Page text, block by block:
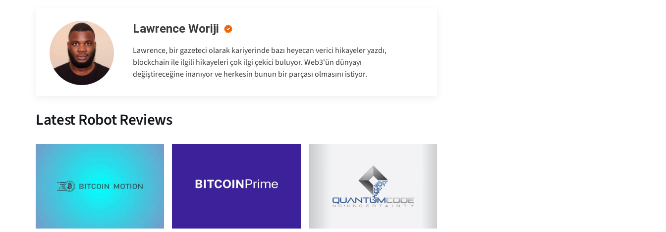
Lawrence Woriji
Lawrence, bir gazeteci olarak kariyerinde bazı heyecan verici hikayeler yazdı,
blockchain ile ilgili hikayeleri çok ilgi çekici buluyor. Web3'ün dünyayı
değiştireceğine inanıyor ve herkesin bunun bir parçası olmasını istiyor.
Latest Robot Reviews